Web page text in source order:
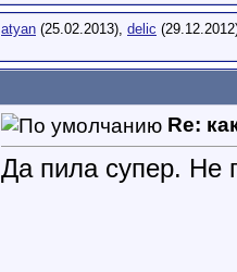
atyan (25.02.2013), delic
Re:
Да пила супер. Не